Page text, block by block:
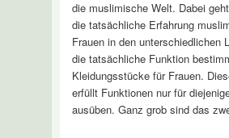
die muslimische Welt. Dabei
die tatsächliche Erfahrung
Frauen in den unterschiedlichen
die tatsächliche Funktion
Kleidungsstücke für Frauen.
erfüllt Funktionen nur für
ausüben. Ganz grob sind das